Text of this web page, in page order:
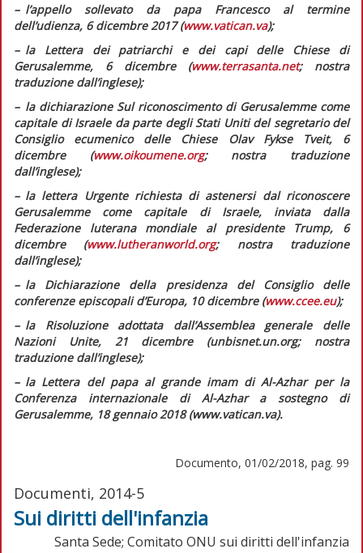
– l’appello sollevato da papa Francesco al termine
dell’udienza, 6 dicembre 2017 (www.vatican.va);
– la Lettera dei patriarchi e dei capi delle Chiese di
Gerusalemme, 6 dicembre (www.terrasanta.net; nostra
traduzione dall’inglese);
– la dichiarazione Sul riconoscimento di Gerusalemme come
capitale di Israele da parte degli Stati Unitidel segretario del
Consiglio ecumenico delle Chiese Olav Fykse Tveit, 6
dicembre (www.oikoumene.org; nostra traduzione
dall’inglese);
– la lettera Urgente richiesta di astenersi dal riconoscere
Gerusalemme come capitale di Israele, inviata dalla
Federazione luterana mondiale al presidente Trump, 6
dicembre (www.lutheranworld.org; nostra traduzione
dall’inglese);
– la Dichiarazione della presidenza del Consiglio delle
conferenze episcopali d’Europa, 10 dicembre (www.ccee.eu);
– la Risoluzione adottata dall’Assemblea generale delle
Nazioni Unite, 21 dicembre (unbisnet.un.org; nostra
traduzione dall’inglese);
– la Lettera del papa al grande imam di Al-Azhar per la
Conferenza internazionale di Al-Azhar a sostegno di
Gerusalemme, 18 gennaio 2018 (www.vatican.va).
Documento, 01/02/2018, pag. 99
Documenti, 2014-5
Sui diritti dell'infanzia
Santa Sede; Comitato ONU sui diritti dell'infanzia